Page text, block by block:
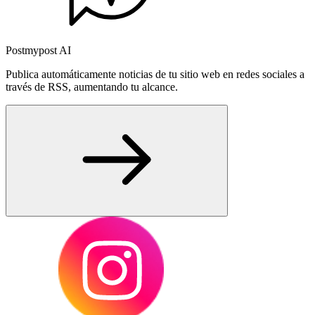
Postmypost AI
Publica automáticamente noticias de tu sitio web en redes sociales a
través de RSS, aumentando tu alcance.